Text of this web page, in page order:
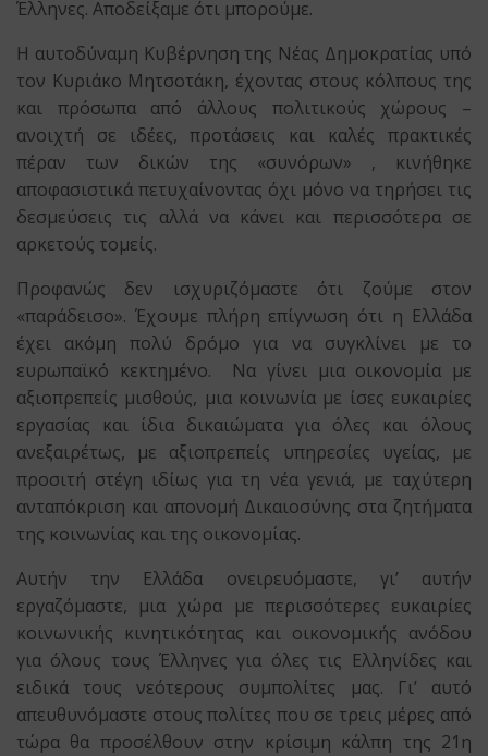
Έλληνες. Αποδείξαμε ότι μπορούμε.
Η αυτοδύναμη Κυβέρνηση της Νέας Δημοκρατίας υπό
τον Κυριάκο Μητσοτάκη, έχοντας στους κόλπους της
και πρόσωπα από άλλους πολιτικούς χώρους –
ανοιχτή σε ιδέες, προτάσεις και καλές πρακτικές
πέραν των δικών της «συνόρων» , κινήθηκε
αποφασιστικά πετυχαίνοντας όχι μόνο να τηρήσει τις
δεσμεύσεις τις αλλά να κάνει και περισσότερα σε
αρκετούς τομείς.
Προφανώς δεν ισχυριζόμαστε ότι ζούμε στον
«παράδεισο». Έχουμε πλήρη επίγνωση ότι η Ελλάδα
έχει ακόμη πολύ δρόμο για να συγκλίνει με το
ευρωπαϊκό κεκτημένο. Να γίνει μια οικονομία με
αξιοπρεπείς μισθούς, μια κοινωνία με ίσες ευκαιρίες
εργασίας και ίδια δικαιώματα για όλες και όλους
ανεξαιρέτως, με αξιοπρεπείς υπηρεσίες υγείας, με
προσιτή στέγη ιδίως για τη νέα γενιά, με ταχύτερη
ανταπόκριση και απονομή Δικαιοσύνης στα ζητήματα
της κοινωνίας και της οικονομίας.
Αυτήν την Ελλάδα ονειρευόμαστε, γι’ αυτήν
εργαζόμαστε, μια χώρα με περισσότερες ευκαιρίες
κοινωνικής κινητικότητας και οικονομικής ανόδου
για όλους τους Έλληνες για όλες τις Ελληνίδες και
ειδικά τους νεότερους συμπολίτες μας. Γι’ αυτό
απευθυνόμαστε στους πολίτες που σε τρεις μέρες από
τώρα θα προσέλθουν στην κρίσιμη κάλπη της 21η